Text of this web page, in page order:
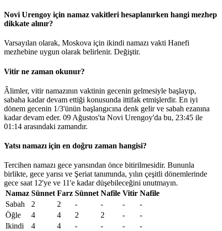
Novi Urengoy için namaz vakitleri hesaplanırken hangi mezhep
dikkate alınır?
Varsayılan olarak, Moskova için ikindi namazı vakti Hanefi
mezhebine uygun olarak belirlenir. Değiştir.
Vitir ne zaman okunur?
Âlimler, vitir namazının vaktinin gecenin gelmesiyle başlayıp,
sabaha kadar devam ettiği konusunda ittifak etmişlerdir. En iyi
dönem gecenin 1/3'ünün başlangıcına denk gelir ve sabah ezanına
kadar devam eder. 09 Ağustos'ta Novi Urengoy'da bu, 23:45 ile
01:14 arasındaki zamandır.
Yatsı namazı için en doğru zaman hangisi?
Tercihen namazı gece yarısından önce bitirilmesidir. Bununla
birlikte, gece yarısı ve Şeriat tanımında, yılın çeşitli dönemlerinde
gece saat 12'ye ve 11'e kadar düşebileceğini unutmayın.
Namaz Sünnet Farz Sünnet Nafile Vitir Nafile
Sabah
2 2 - - -
-
Öğle
4 4 2 2 -
-
Ikindi
4 4 - - -
-